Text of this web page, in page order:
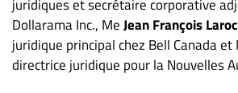
juridiques et secrétaire corporative
Dollarama Inc., MeJean François
juridique principal chez Bell Canada et
directrice juridique pour la Nouvelles